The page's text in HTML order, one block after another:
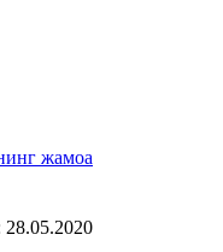
жамоа